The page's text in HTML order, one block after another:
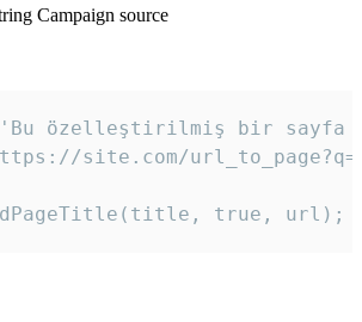
Campaign source
özelleştirilmiş bir sayfa
site.com/
true, url);